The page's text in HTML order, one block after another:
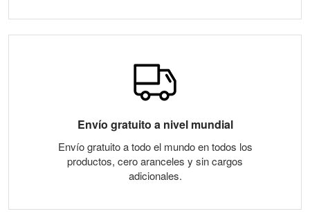
Envío gratuito a nivel mundial
Envío gratuito a todo el mundo en todos los
productos, cero aranceles y sin cargos
adicionales.